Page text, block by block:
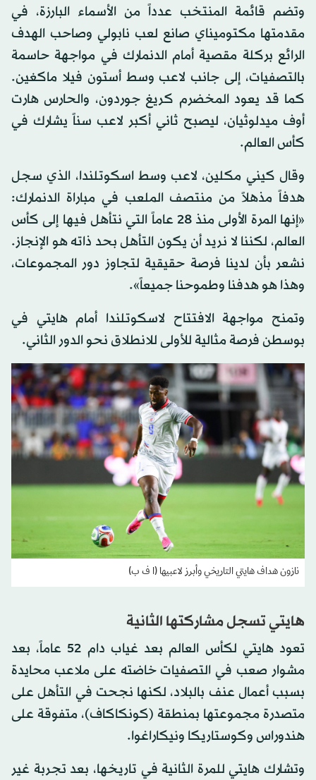
وتضم قائمة المنتخب عدداً من الأسماء البارزة، في
مقدمتها مكتوميناي صانع لعب نابولي وصاحب الهدف
الرائع بركلة مقصية أمام الدنمارك في مواجهة حاسمة
بالتصفيات، إلى جانب لاعب وسط أستون فيلا ماكغين.
كما قد يعود المخضرم كريغ جوردون، والحارس هارت
أوف ميدلوثيان، ليصبح ثاني أكبر لاعب سناً يشارك في
كأس العالم.
وقال كيني مكلين، لاعب وسط اسكوتلندا، الذي سجل
هدفاً مذهلاً من منتصف الملعب في مباراة الدنمارك:
«إنها المرة الأولى منذ 28 عاماً التي نتأهل فيها إلى كأس
العالم، لكننا لا نريد أن يكون التأهل بحد ذاته هو الإنجاز.
نشعر بأن لدينا فرصة حقيقية لتجاوز دور المجموعات،
وهذا هو هدفنا وطموحنا جميعاً».
وتمنح مواجهة الافتتاح لاسكوتلندا أمام هايتي في
بوسطن فرصة مثالية للأولى للانطلاق نحو الدور الثاني.
نازون هداف هايتي التاريخي وأبرز لاعبيها (ا ف ب)
هايتي تسجل مشاركتها الثانية
تعود هايتي لكأس العالم بعد غياب دام 52 عاماً، بعد
مشوار صعب في التصفيات خاضته على ملاعب محايدة
بسبب أعمال عنف بالبلاد، لكنها نجحت في التأهل على
متصدرة مجموعتها بمنطقة (كونكاكاف)، متفوقة على
هندوراس وكوستاريكا ونيكاراغوا.
وتشارك هايتي للمرة الثانية في تاريخها، بعد تجربة غير